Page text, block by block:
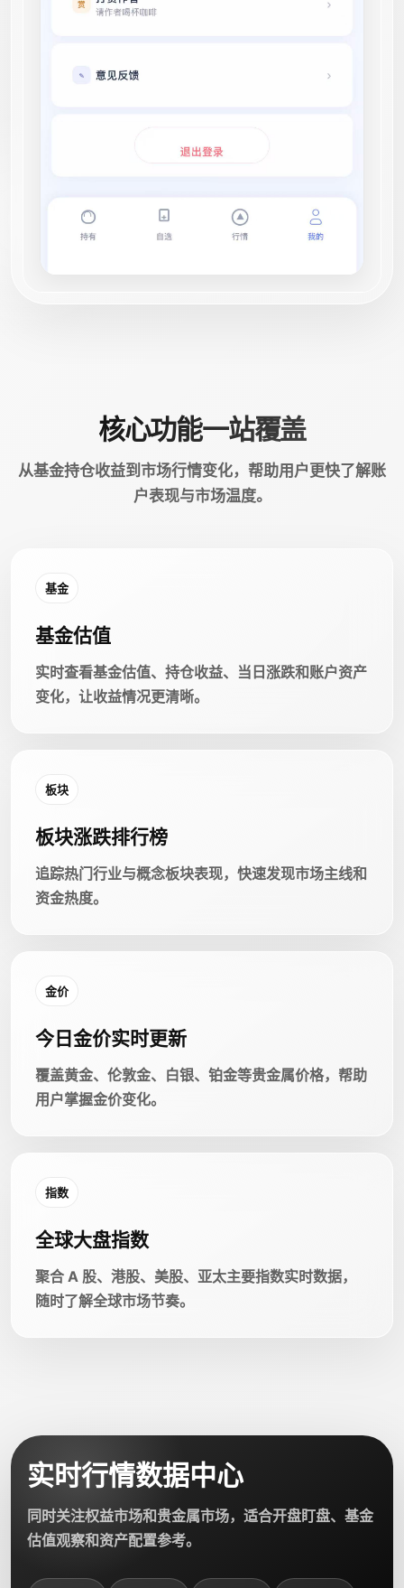
核心功能一站覆盖
从基金持仓收益到市场行情变化，帮助用户更快了解账
户表现与市场温度。
基金
基金估值
实时查看基金估值、持仓收益、当日涨跌和账户资产
变化，让收益情况更清晰。
板块
板块涨跌排行榜
追踪热门行业与概念板块表现，快速发现市场主线和
资金热度。
金价
今日金价实时更新
覆盖黄金、伦敦金、白银、铂金等贵金属价格，帮助
用户掌握金价变化。
指数
全球大盘指数
聚合 A 股、港股、美股、亚太主要指数实时数据，
随时了解全球市场节奏。
实时行情数据中心
同时关注权益市场和贵金属市场，适合开盘盯盘、基金
估值观察和资产配置参考。